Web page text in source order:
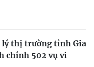
lý thị trường tỉnh Gia
chính 502 vụ vi